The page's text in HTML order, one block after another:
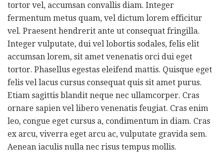
tortor vel, accumsan convallis diam. Integer
fermentum metus quam, vel dictum lorem efficitur
vel. Praesent hendrerit ante ut consequat fringilla.
Integer vulputate, dui vel lobortis sodales, felis elit
accumsan lorem, sit amet venenatis orci dui eget
tortor. Phasellus egestas eleifend mattis. Quisque eget
felis vel lacus cursus consequat quis sit amet purus.
Etiam sagittis blandit neque nec ullamcorper. Cras
ornare sapien vel libero venenatis feugiat. Cras enim
leo, congue eget cursus a, condimentum in diam. Cras
ex arcu, viverra eget arcu ac, vulputate gravida sem.
Aenean iaculis nulla nec risus tempus mollis.